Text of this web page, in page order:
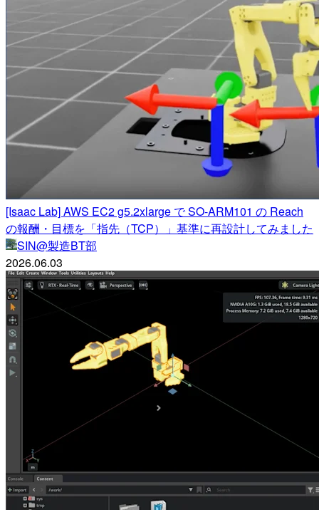
[Isaac Lab] AWS EC2 g5.2xlarge で SO-ARM101 の Reach
の報酬・目標を「指先（TCP）」基準に再設計してみました
SIN@製造BT部
2026.06.03